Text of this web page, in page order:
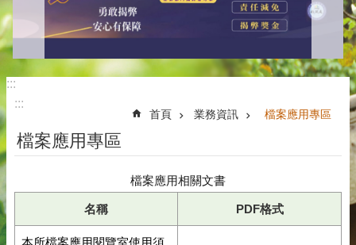
:::
:::
首頁 業務資訊 檔案應用專區
檔案應用專區
名稱 PDF格式
檔案應用相關文書